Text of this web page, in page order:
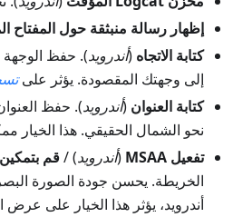
إظهار رسالة منبثقة حول المفتاح
كتابة الاتجاه (أندرويد). حفظ الوجهة
إلى وجهتك المقصودة. يؤثر على
كتابة العنوان (أندرويد). حفظ
نحو الشمال الحقيقي. هذا الخيار
تفعيل MSAA
(أندرويد) /قم بتمكين MSAA لكار بلي
الخريطة. يحسن جودة الصورة
أندرويد، يؤثر هذا الخيار على